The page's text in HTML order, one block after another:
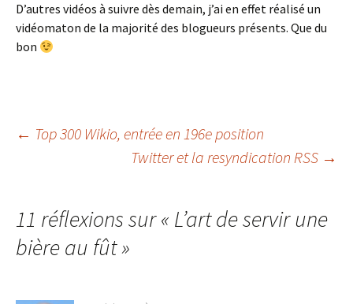
D’autres vidéos à suivre dès demain, j’ai en effet réalisé un
vidéomaton de la majorité des blogueurs présents. Que du
bon
Navigation
articles
← Top 300 Wikio, entrée en 196e position
Twitter et la resyndication RSS →
11 réflexions sur « L’art de servir une
bière au fût»